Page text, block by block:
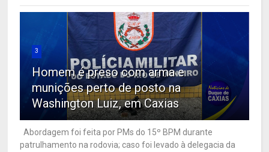
3
Homem é preso com arma e
munições perto de posto na
Washington Luiz, em Caxias
Abordagem foi feita por PMs do 15º BPM durante
patrulhamento na rodovia; caso foi levado à delegacia da